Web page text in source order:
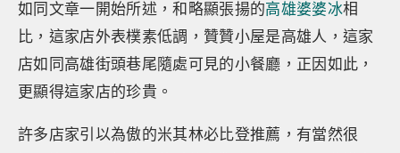
如同文章一開始所述，和略顯張揚的高雄婆婆冰相
比，這家店外表樸素低調，贊贊小屋是高雄人，這家
店如同高雄街頭巷尾隨處可見的小餐廳，正因如此，
更顯得這家店的珍貴。
許多店家引以為傲的米其林必比登推薦，有當然很